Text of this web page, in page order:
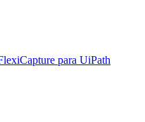
para UiPath